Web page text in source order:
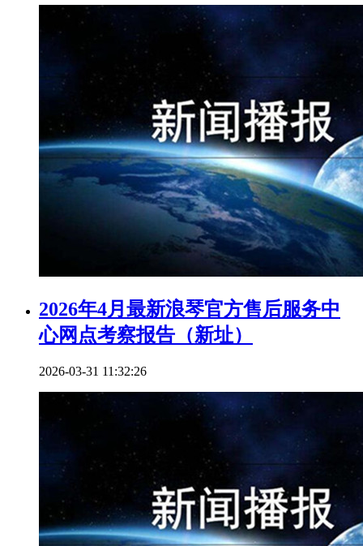
2026年4月最新浪琴官方售后服务中
心网点考察报告（新址）
2026-03-31 11:32:26